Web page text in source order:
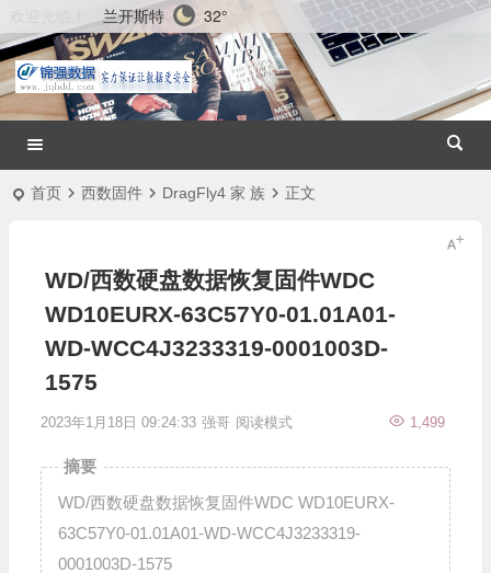
兰开斯特 32°
首页 西数固件 DragFly4 家 族 正文
WD/西数硬盘数据恢复固件WDC
WD10EURX-63C57Y0-01.01A01-
WD-WCC4J3233319-0001003D-
1575
2023年1月18日 09:24:33 强哥 1,499
阅读模式
摘要
WD/西数硬盘数据恢复固件WDC WD10EURX-
63C57Y0-01.01A01-WD-WCC4J3233319-
0001003D-1575